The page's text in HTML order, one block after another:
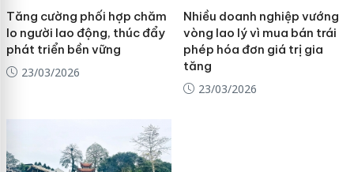
Tăng cường phối hợp chăm
lo người lao động, thúc đẩy
phát triển bền vững
23/03/2026
Nhiều doanh nghiệp vướng
vòng lao lý vì mua bán trái
phép hóa đơn giá trị gia
tăng
23/03/2026